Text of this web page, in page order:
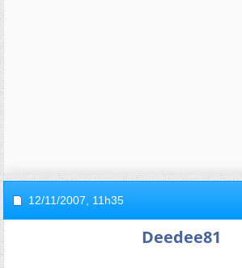
12/11/2007, 11h35
Deedee81